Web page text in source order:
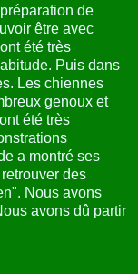
de
être avec
été très
Puis dans
Les chiennes
genoux et
été très
a montré ses
des
Nous avons
avons dû partir